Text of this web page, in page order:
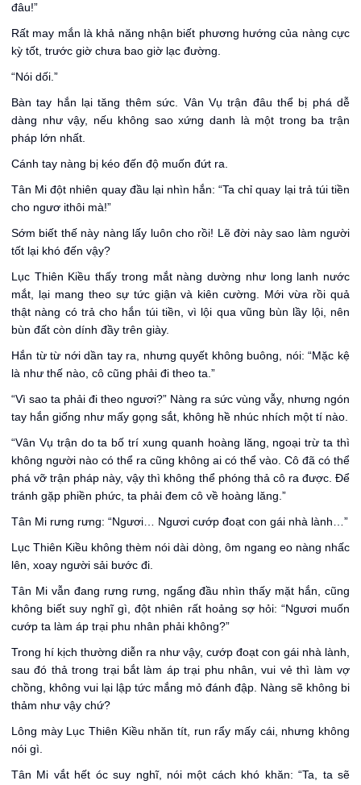
đâu!”
Rất may mắn là khả năng nhận biết phương hướng của nàng cực
kỳ tốt, trước giờ chưa bao giờ lạc đường.
“Nói dối.”
Bàn tay hắn lại tăng thêm sức. Vân Vụ trận đâu thể bị phá dễ
dàng như vậy, nếu không sao xứng danh là một trong ba trận
pháp lớn nhất.
Cánh tay nàng bị kéo đến độ muốn đứt ra.
Tân Mi đột nhiên quay đầu lại nhìn hắn: “Ta chỉ quay lại trả túi tiền
cho ngươ ithôi mà!”
Sớm biết thế này nàng lấy luôn cho rồi! Lẽ đời này sao làm người
tốt lại khó đến vậy?
Lục Thiên Kiều thấy trong mắt nàng dường như long lanh nước
mắt, lại mang theo sự tức giận và kiên cường. Mới vừa rồi quả
thật nàng có trả cho hắn túi tiền, vì lội qua vũng bùn lầy lội, nên
bùn đất còn dính đầy trên giày.
Hắn từ từ nới dần tay ra, nhưng quyết không buông, nói: “Mặc kệ
là như thế nào, cô cũng phải đi theo ta.”
“Vì sao ta phải đi theo ngươi?” Nàng ra sức vùng vẫy, nhưng ngón
tay hắn giống như mấy gọng sắt, không hề nhúc nhích một tí nào.
“Vân Vụ trận do ta bố trí xung quanh hoàng lăng, ngoại trừ ta thì
không người nào có thể ra cũng không ai có thể vào. Cô đã có thể
phá vỡ trận pháp này, vậy thì không thể phóng thả cô ra được. Để
tránh gặp phiền phức, ta phải đem cô về hoàng lăng.”
Tân Mi rưng rưng: “Ngươi… Ngươi cướp đoạt con gái nhà lành…”
Lục Thiên Kiều không thèm nói dài dòng, ôm ngang eo nàng nhấc
lên, xoay người sải bước đi.
Tân Mi vẫn đang rưng rưng, ngẩng đầu nhìn thấy mặt hắn, cũng
không biết suy nghĩ gì, đột nhiên rất hoảng sợ hỏi: “Ngươi muốn
cướp ta làm áp trại phu nhân phải không?”
Trong hí kịch thường diễn ra như vậy, cướp đoạt con gái nhà lành,
sau đó thả trong trại bắt làm áp trại phu nhân, vui vẻ thì làm vợ
chồng, không vui lại lập tức mắng mỏ đánh đập. Nàng sẽ không bi
thảm như vậy chứ?
Lông mày Lục Thiên Kiều nhăn tít, run rẩy mấy cái, nhưng không
nói gì.
Tân Mi vắt hết óc suy nghĩ, nói một cách khó khăn: “Ta, ta sẽ